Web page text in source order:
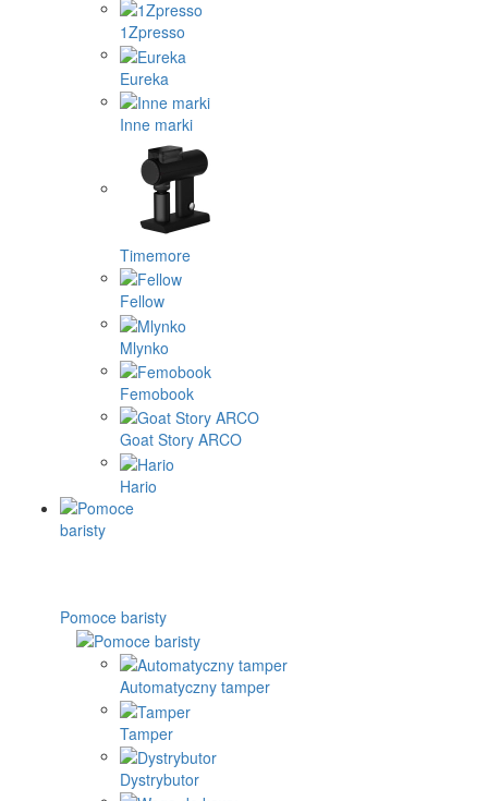
1Zpresso
Eureka
Inne marki
Timemore
Fellow
Mlynko
Femobook
Goat Story ARCO
Hario
Pomoce baristy
Automatyczny tamper
Tamper
Dystrybutor